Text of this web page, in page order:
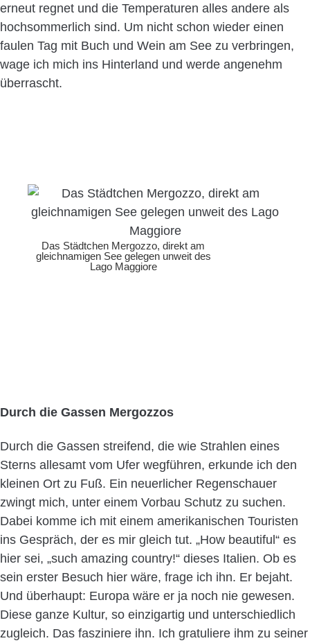
erneut regnet und die Temperaturen alles andere als
hochsommerlich sind. Um nicht schon wieder einen
faulen Tag mit Buch und Wein am See zu verbringen,
wage ich mich ins Hinterland und werde angenehm
überrascht.
Das Städtchen Mergozzo, direkt am
gleichnamigen See gelegen unweit des
Lago Maggiore
Durch die Gassen Mergozzos
Durch die Gassen streifend, die wie Strahlen eines
Sterns allesamt vom Ufer wegführen, erkunde ich den
kleinen Ort zu Fuß. Ein neuerlicher Regenschauer
zwingt mich, unter einem Vorbau Schutz zu suchen.
Dabei komme ich mit einem amerikanischen Touristen
ins Gespräch, der es mir gleich tut. „How beautiful“ es
hier sei, „such amazing country!“ dieses Italien. Ob es
sein erster Besuch hier wäre, frage ich ihn. Er bejaht.
Und überhaupt: Europa wäre er ja noch nie gewesen.
Diese ganze Kultur, so einzigartig und unterschiedlich
zugleich. Das fasziniere ihn. Ich gratuliere ihm zu seiner